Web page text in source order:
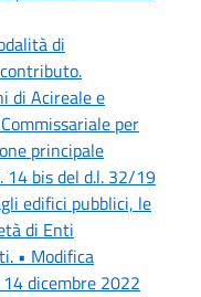
di
di Acireale e
per
principale
14 bis del d.l. 32/19
edifici pubblici, le
di Enti
• Modifica
dicembre 2022